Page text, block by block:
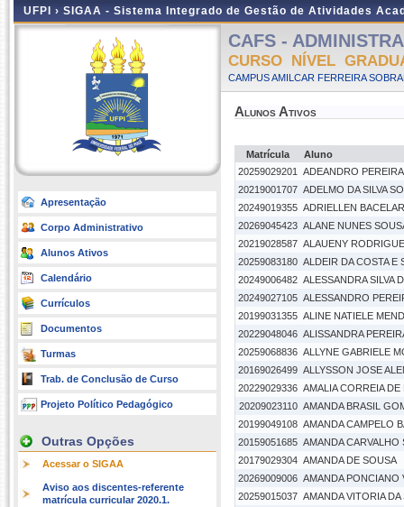
UFPI › SIGAA - Sistema Integrado de Gestão de Atividades
Apresentação
Corpo Administrativo
Alunos Ativos
Calendário
Currículos
Documentos
Turmas
Trab. de Conclusão de Curso
Projeto Político Pedagógico
Outras Opções
Acessar o SIGAA
Aviso aos discentes-referente
matrícula curricular 2020.1.
CAFS -
CURSO NÍVEL
CAMPUS AMILCAR FERREIRA
Alunos Ativos
Matrícula
Aluno
20259029201
ADEANDRO
20219001707 ADELMO DA SILVA
20249019355 ADRIELLEN
20269045423 ALANE NUNES
20219028587 ALAUENY
20259083180 ALDEIR DA COSTA E
20249006482 ALESSANDRA SILVA
20249027105 ALESSANDRO
20199031355 ALINE NATIELE
20229048046 ALISSANDRA
20259068836 ALLYNE GABRIELE
20169026499 ALLYSSON JOSE
20229029336 AMALIA CORREIA DE
20209023110 AMANDA BRASIL
20199049108 AMANDA CAMPELO
20159051685 AMANDA CARVALHO
20179029304 AMANDA DE SOUSA
20269009006 AMANDA PONCIANO
20259015037 AMANDA VITORIA DA